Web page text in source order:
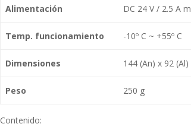
Alimentación DC 24 V / 2.5 A
Temp. funcionamiento -10º C ~ +55º C
Dimensiones 144 (An) x 92
Peso 250 g
Contenido: